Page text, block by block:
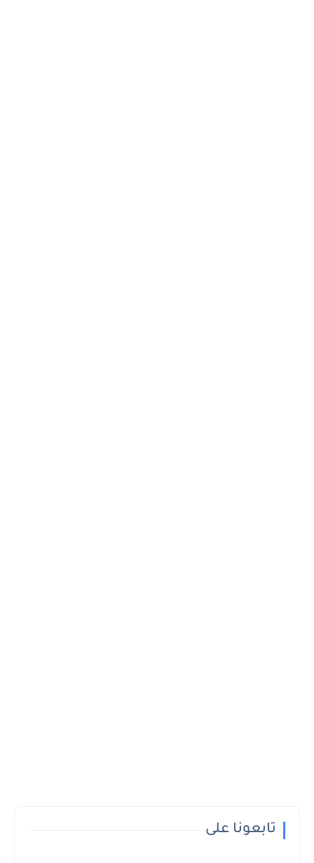
تابعونا على